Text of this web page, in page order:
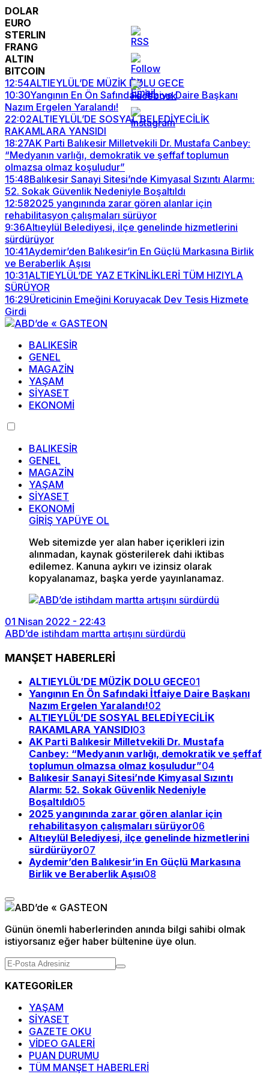
DOLAR
EURO
STERLIN
FRANG
ALTIN
BITCOIN
12:54ALTIEYLÜL’DE MÜZİK DOLU GECE
10:30Yangının En Ön Safındaki İtfaiye Daire Başkanı
Nazım Ergelen Yaralandı!
22:02ALTIEYLÜL’DE SOSYAL BELEDİYECİLİK
RAKAMLARA YANSIDI
18:27AK Parti Balıkesir Milletvekili Dr. Mustafa Canbey:
“Medyanın varlığı, demokratik ve şeffaf toplumun
olmazsa olmaz koşuludur”
15:48Balıkesir Sanayi Sitesi’nde Kimyasal Sızıntı Alarmı:
52. Sokak Güvenlik Nedeniyle Boşaltıldı
12:582025 yangınında zarar gören alanlar için
rehabilitasyon çalışmaları sürüyor
9:36Altıeylül Belediyesi, ilçe genelinde hizmetlerini
sürdürüyor
10:41Aydemir’den Balıkesir’in En Güçlü Markasına Birlik
ve Beraberlik Aşısı
10:31ALTIEYLÜL’DE YAZ ETKİNLİKLERİ TÜM HIZIYLA
SÜRÜYOR
16:29Üreticinin Emeğini Koruyacak Dev Tesis Hizmete
Girdi
BALIKESİR
GENEL
MAGAZİN
YAŞAM
SİYASET
EKONOMİ
BALIKESİR
GENEL
MAGAZİN
YAŞAM
SİYASET
EKONOMİ
GİRİŞ YAPÜYE OL
Web sitemizde yer alan haber içerikleri izin
alınmadan, kaynak gösterilerek dahi iktibas
edilemez. Kanuna aykırı ve izinsiz olarak
kopyalanamaz, başka yerde yayınlanamaz.
01 Nisan 2022 - 22:43
ABD’de istihdam martta artışını sürdürdü
MANŞET HABERLERİ
ALTIEYLÜL’DE MÜZİK DOLU GECE01
Yangının En Ön Safındaki İtfaiye Daire Başkanı
Nazım Ergelen Yaralandı!02
ALTIEYLÜL’DE SOSYAL BELEDİYECİLİK
RAKAMLARA YANSIDI03
AK Parti Balıkesir Milletvekili Dr. Mustafa
Canbey: “Medyanın varlığı, demokratik ve şeffaf
toplumun olmazsa olmaz koşuludur”04
Balıkesir Sanayi Sitesi’nde Kimyasal Sızıntı
Alarmı: 52. Sokak Güvenlik Nedeniyle
Boşaltıldı05
2025 yangınında zarar gören alanlar için
rehabilitasyon çalışmaları sürüyor06
Altıeylül Belediyesi, ilçe genelinde hizmetlerini
sürdürüyor07
Aydemir’den Balıkesir’in En Güçlü Markasına
Birlik ve Beraberlik Aşısı08
Günün önemli haberlerinden anında bilgi sahibi olmak
istiyorsanız eğer haber bültenine üye olun.
KATEGORİLER
YAŞAM
SİYASET
GAZETE OKU
VİDEO GALERİ
PUAN DURUMU
TÜM MANŞET HABERLERİ